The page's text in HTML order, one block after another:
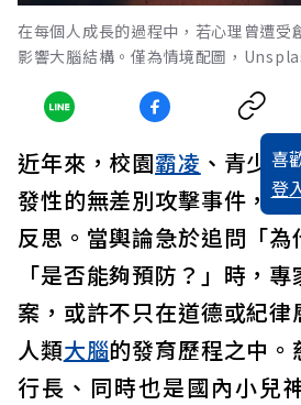
在每個人成長的過程中，若心理曾遭受
影響大腦結構。僅為情境配圖，
喜
登
近年來，校園霸凌 、青少
發性的無差別攻擊事件，不
反思。當輿論急於追問「為
「是否能夠預防？」時，
案，或許不只在道德或紀
人類大腦的發育歷程之中
行長、同時也是國內小兒